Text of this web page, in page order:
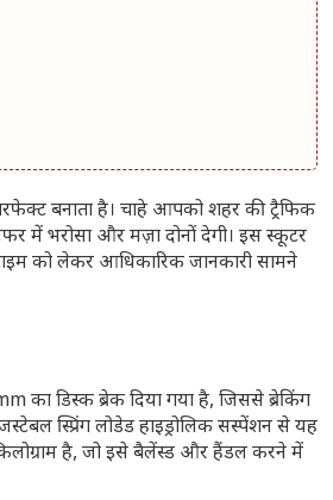
बनाता है। चाहे आपको शहर की ट्रैफिक
में भरोसा और मज़ा दोनों देगी। इस स्कूटर
को लेकर आधिकारिक जानकारी सामने
का डिस्क ब्रेक दिया गया है, जिससे ब्रेकिंग
स्प्रिंग लोडेड हाइड्रोलिक सस्पेंशन से यह
है, जो इसे बैलेंस्ड और हैंडल करने में